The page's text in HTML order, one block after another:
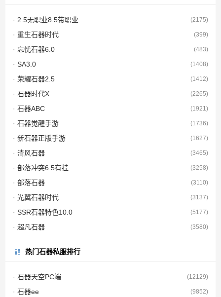
· 2.5无职业8.5带职业 (2175)
· 重生石器时代 (399)
· 忘忧石器6.0 (483)
· SA3.0 (1408)
· 荣耀石器2.5 (1412)
· 石器时代X (2265)
· 石器ABC (1921)
· 石器觉醒手游 (1736)
· 新石器正版手游 (1627)
· 清风石器 (3465)
· 部落冲突6.5有挂 (3258)
· 部落石器 (3110)
· 光翼石器时代 (3137)
· SSR石器特色10.0 (5177)
· 超凡石器 (3580)
热门石器私服排行
· 石器天空PC端 (12129)
· 石器ee (9852)